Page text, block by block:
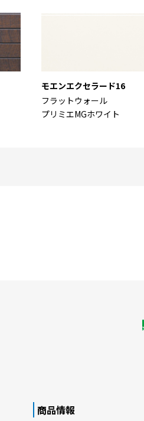
モエンエクセラード16
フラットウォール
プリミエMGホワイト
商品情報